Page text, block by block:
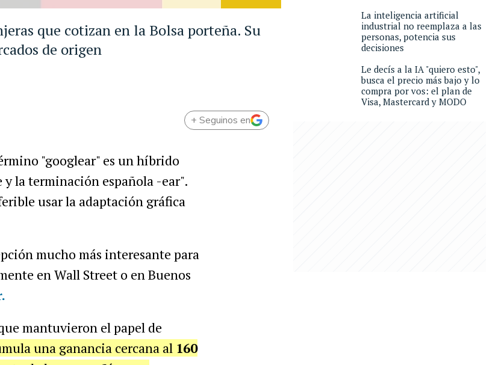
que cotizan en la Bolsa porteña. Su
de origen
+ Seguinos en
"googlear" es un híbrido
la terminación española -ear".
usar la adaptación gráfica
mucho más interesante para
en Wall Street o en Buenos
mantuvieron el papel de
una ganancia cercana al 160
La inteligencia artificial
industrial no reemplaza a las
personas, potencia sus
decisiones
Le decís a la IA "quiero esto",
busca el precio más bajo y lo
compra por vos: el plan de
Visa, Mastercard y MODO